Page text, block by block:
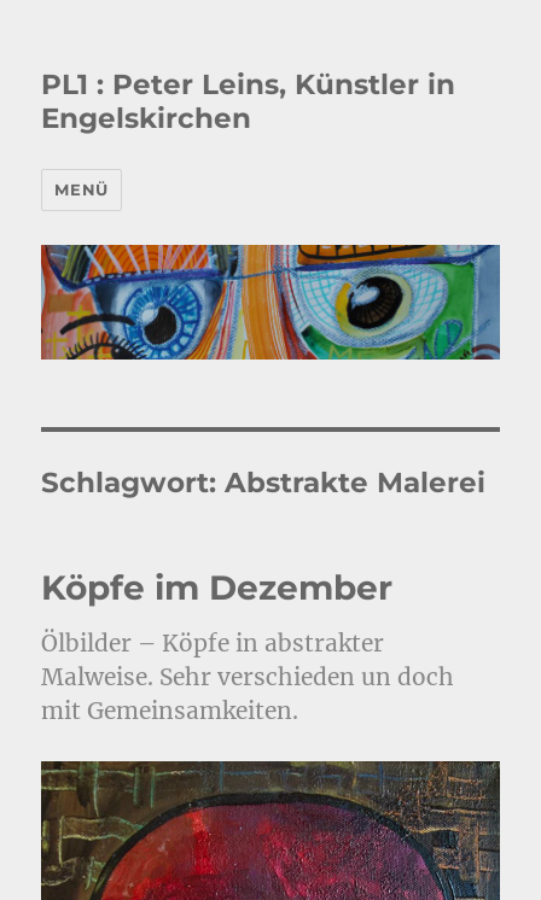
PL1 : Peter Leins, Künstler in
Engelskirchen
MENÜ
Schlagwort:Abstrakte Malerei
Köpfe im Dezember
Ölbilder – Köpfe in abstrakter
Malweise. Sehr verschieden un doch
mit Gemeinsamkeiten.